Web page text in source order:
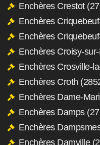
Enchères Crestot
Enchères
Enchères
Enchères Croisy-
Enchères Crosville-
Enchères Croth
Enchères Dame-
Enchères Damps
Enchères
Enchères Damville